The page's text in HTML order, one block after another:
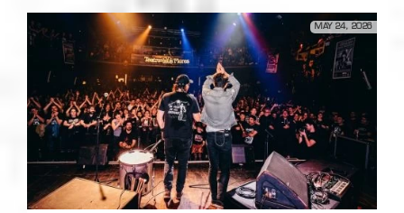
MAY 24, 2026